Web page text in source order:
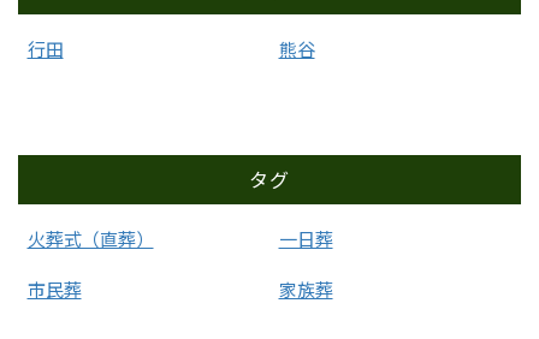
行田 熊谷
タグ
火葬式（直葬）
一日葬
市民葬
家族葬